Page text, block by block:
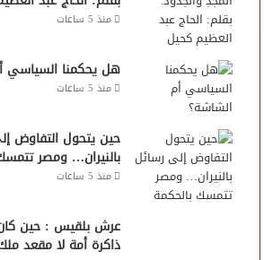
منذ 5 ساعات
هل يحكمنا السياسي
منذ 5 ساعات
حين يتحول التفاوض
بالنيران… ومصر
منذ 5 ساعات
عرش بلقيس : حين
ذاكرة أمة لا مقعد